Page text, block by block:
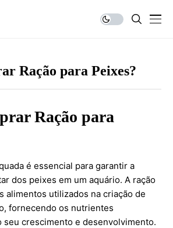
Ração para Peixes?
Ração para
é essencial para garantir a
dos peixes em um aquário. A ração
alimentos utilizados na criação de
fornecendo os nutrientes
seu crescimento e desenvolvimento.